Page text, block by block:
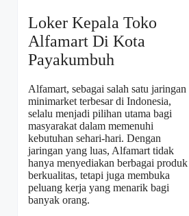
Loker Kepala Toko
Alfamart Di Kota
Payakumbuh
Alfamart, sebagai salah satu jaringan
minimarket terbesar di Indonesia,
selalu menjadi pilihan utama bagi
masyarakat dalam memenuhi
kebutuhan sehari-hari. Dengan
jaringan yang luas, Alfamart tidak
hanya menyediakan berbagai produk
berkualitas, tetapi juga membuka
peluang kerja yang menarik bagi
banyak orang.